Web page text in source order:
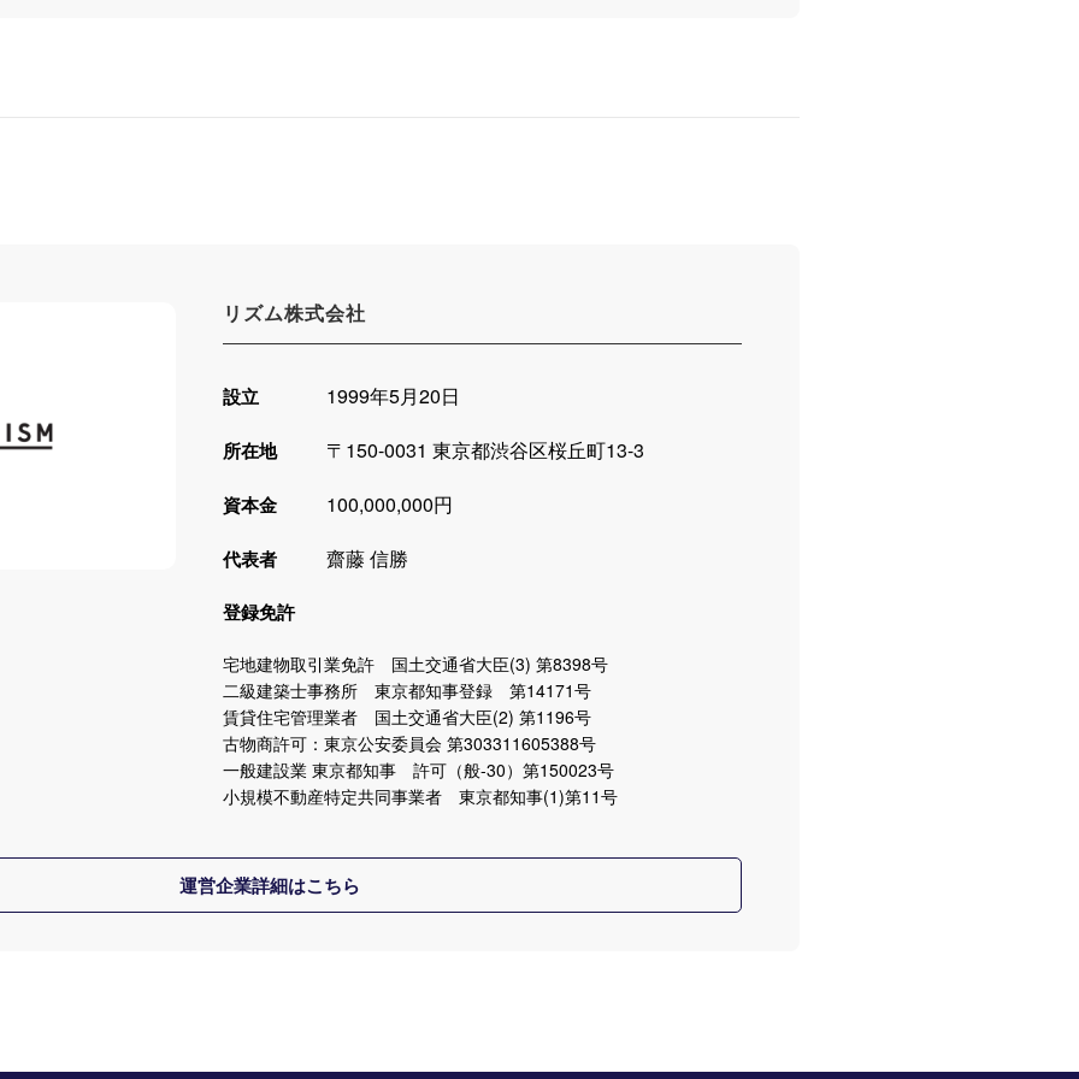
リズム株式会社
設立 1999年5月20日
所在地 〒150-0031 東京都渋谷区桜丘町13-3
資本金 100,000,000円
代表者 齋藤 信勝
登録免許
宅地建物取引業免許 国土交通省大臣(3) 第8398号
二級建築士事務所 東京都知事登録 第14171号
賃貸住宅管理業者 国土交通省大臣(2) 第1196号
古物商許可：東京公安委員会 第303311605388号
一般建設業 東京都知事 許可（般-30）第150023号
小規模不動産特定共同事業者 東京都知事(1)第11号
運営企業詳細はこちら